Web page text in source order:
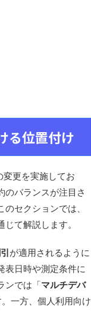
る位置付け
更を実施してお
のバランスが注目さ
セクションでは、
て解説します。
が適用されるように
表日時や測定条件に
ンでは「マルチデバ
一方、個人利用向け